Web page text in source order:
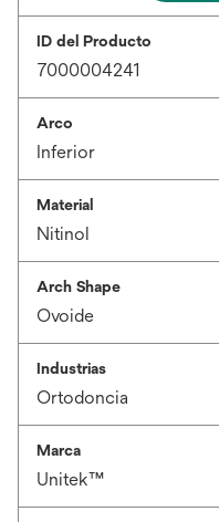
ID del Producto
7000004241
Arco
Inferior
Material
Nitinol
Arch Shape
Ovoide
Industrias
Ortodoncia
Marca
Unitek™